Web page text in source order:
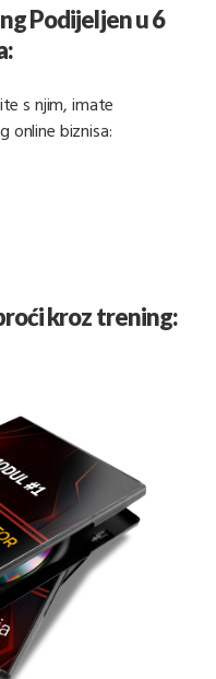
Podijeljen u 6
s njim, imate
online biznisa:
kroz trening: